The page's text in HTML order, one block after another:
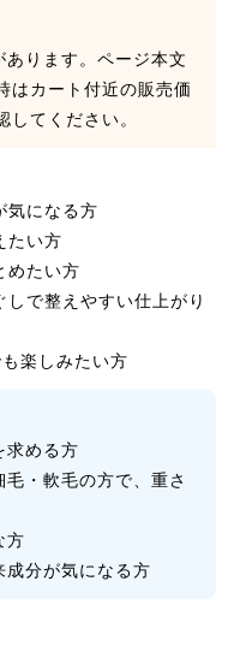
ります。ページ本文
はカート付近の販売価
てください。
気になる方
たい方
めたい方
で整えやすい仕上がり
楽しみたい方
求める方
・軟毛の方で、重さ
方
成分が気になる方